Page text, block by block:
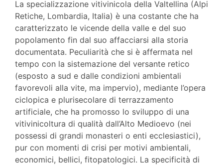
Notes
Illustrations
Citer cet article
Auteur
La specializzazione vitivinicola della Valtellina (Alpi
Retiche, Lombardia, Italia) è una costante che ha
caratterizzato le vicende della valle e del suo
popolamento fin dal suo affacciarsi alla storia
documentata. Peculiarità che si è affermata nel
tempo con la sistemazione del versante retico
(esposto a sud e dalle condizioni ambientali
favorevoli alla vite, ma impervio), mediante l’opera
ciclopica e plurisecolare di terrazzamento
artificiale, che ha promosso lo sviluppo di una
vitivinicoltura di qualità dall’Alto Medioevo (nei
possessi di grandi monasteri o enti ecclesiastici),
pur con momenti di crisi per motivi ambientali,
economici, bellici, fitopatologici. La specificità di